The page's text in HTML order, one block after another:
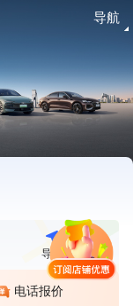
导航
导航 电话
电话报价